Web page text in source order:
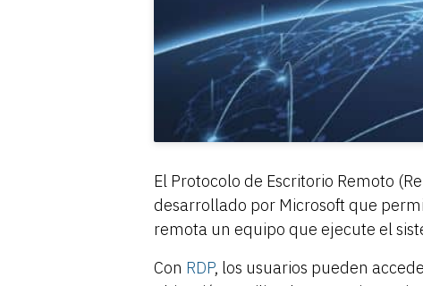
El Protocolo de Escritorio Remoto
desarrollado por Microsoft que
remota un equipo que ejecute el
Con RDP, los usuarios pueden